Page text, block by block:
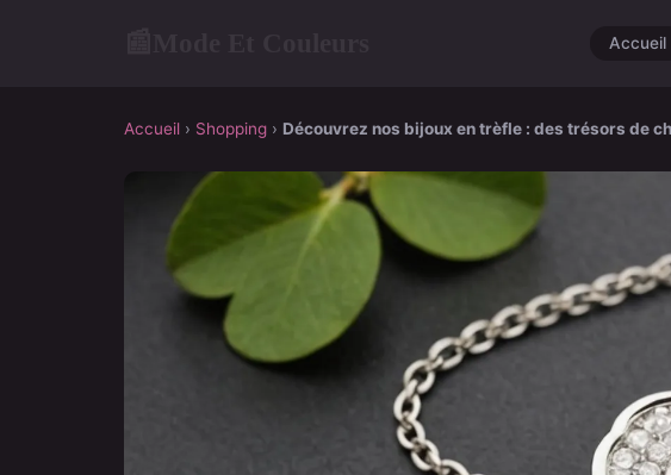
Accueil
Accueil › Shopping › Découvrez nos bijoux en trèfle : des trésors de